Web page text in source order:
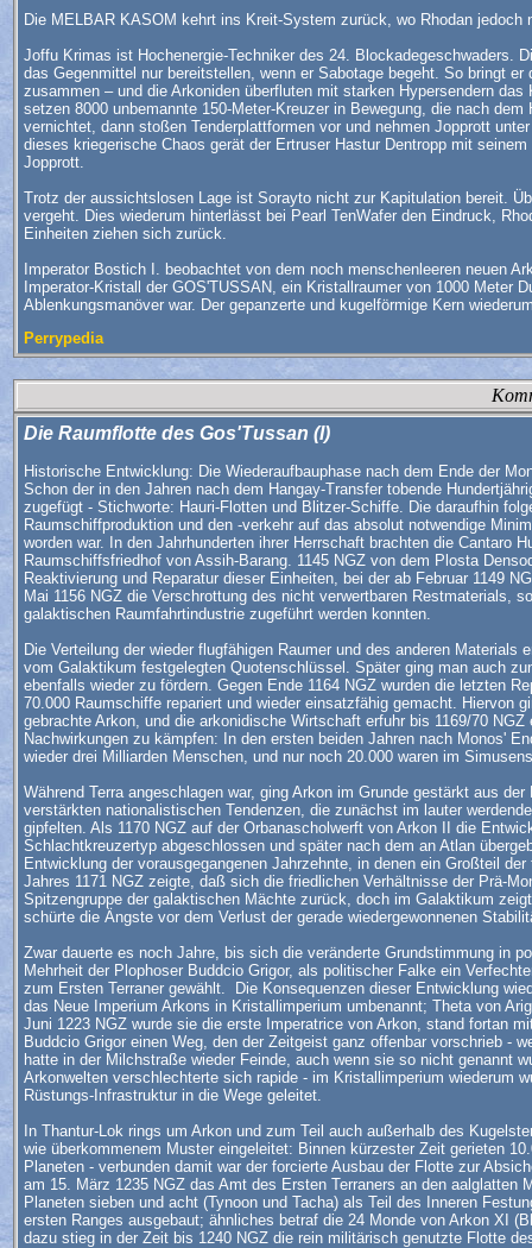
Die MELBAR KASOM kehrt ins Kreit-System zurück, wo Rhodan
Joffu Krimas ist Hochenergie-Techniker des 24. Blockadegeschwaders.
das Gegenmittel nur bereitstellen, wenn er Sabotage begeht. So bringt
zusammen – und die Arkoniden überfluten mit starken Hypersendern
setzen 8000 unbemannte 150-Meter-Kreuzer in Bewegung, die nach
vernichtet, dann stoßen Tenderplattformen vor und nehmen Jopprott
dieses kriegerische Chaos gerät der Ertruser Hastur Dentropp mit
Jopprott.
Trotz der aussichtslosen Lage ist Sorayto nicht zur Kapitulation bereit.
vergeht. Dies wiederum hinterlässt bei Pearl TenWafer den Eindruck,
Einheiten ziehen sich zurück.
Imperator Bostich I. beobachtet von dem noch menschenleeren neuen
Imperator-Kristall der GOS'TUSSAN, ein Kristallraumer von 1000 Meter
Ablenkungsmanöver war. Der gepanzerte und kugelförmige Kern
Perrypedia
Die Raumflotte des Gos'Tussan (I)
Historische Entwicklung: Die Wiederaufbauphase nach dem Ende der
Schon der in den Jahren nach dem Hangay-Transfer tobende
zugefügt - Stichworte: Hauri-Flotten und Blitzer-Schiffe. Die daraufhin
Raumschiffproduktion und den -verkehr auf das absolut notwendige
worden war. In den Jahrhunderten ihrer Herrschaft brachten die Cantaro
Raumschiffsfriedhof von Assih-Barang. 1145 NGZ von dem Plosta
Reaktivierung und Reparatur dieser Einheiten, bei der ab Februar 1149
Mai 1156 NGZ die Verschrottung des nicht verwertbaren Restmaterials,
galaktischen Raumfahrtindustrie zugeführt werden konnten.
Die Verteilung der wieder flugfähigen Raumer und des anderen
vom Galaktikum festgelegten Quotenschlüssel. Später ging man auch
ebenfalls wieder zu fördern. Gegen Ende 1164 NGZ wurden die letzten
70.000 Raumschiffe repariert und wieder einsatzfähig gemacht. Hiervon
gebrachte Arkon, und die arkonidische Wirtschaft erfuhr bis 1169/70
Nachwirkungen zu kämpfen: In den ersten beiden Jahren nach Monos'
wieder drei Milliarden Menschen, und nur noch 20.000 waren im
Während Terra angeschlagen war, ging Arkon im Grunde gestärkt aus
verstärkten nationalistischen Tendenzen, die zunächst im lauter
gipfelten. Als 1170 NGZ auf der Orbanascholwerft von Arkon II die
Schlachtkreuzertyp abgeschlossen und später nach dem an Atlan
Entwicklung der vorausgegangenen Jahrzehnte, in denen ein Großteil
Jahres 1171 NGZ zeigte, daß sich die friedlichen Verhältnisse der Prä-
Spitzengruppe der galaktischen Mächte zurück, doch im Galaktikum
schürte die Ängste vor dem Verlust der gerade wiedergewonnenen
Zwar dauerte es noch Jahre, bis sich die veränderte Grundstimmung in
Mehrheit der Plophoser Buddcio Grigor, als politischer Falke ein
zum Ersten Terraner gewählt. Die Konsequenzen dieser Entwicklung
das Neue Imperium Arkons in Kristallimperium umbenannt; Theta von
Juni 1223 NGZ wurde sie die erste Imperatrice von Arkon, stand fortan
Buddcio Grigor einen Weg, den der Zeitgeist ganz offenbar vorschrieb -
hatte in der Milchstraße wieder Feinde, auch wenn sie so nicht genannt
Arkonwelten verschlechterte sich rapide - im Kristallimperium wiederum
Rüstungs-Infrastruktur in die Wege geleitet.
In Thantur-Lok rings um Arkon und zum Teil auch außerhalb des
wie überkommenem Muster eingeleitet: Binnen kürzester Zeit gerieten
Planeten - verbunden damit war der forcierte Ausbau der Flotte zur
am 15. März 1235 NGZ das Amt des Ersten Terraners an den
Planeten sieben und acht (Tynoon und Tacha) als Teil des Inneren
ersten Ranges ausgebaut; ähnliches betraf die 24 Monde von Arkon XI
dazu stieg in der Zeit bis 1240 NGZ die rein militärisch genutzte Flotte